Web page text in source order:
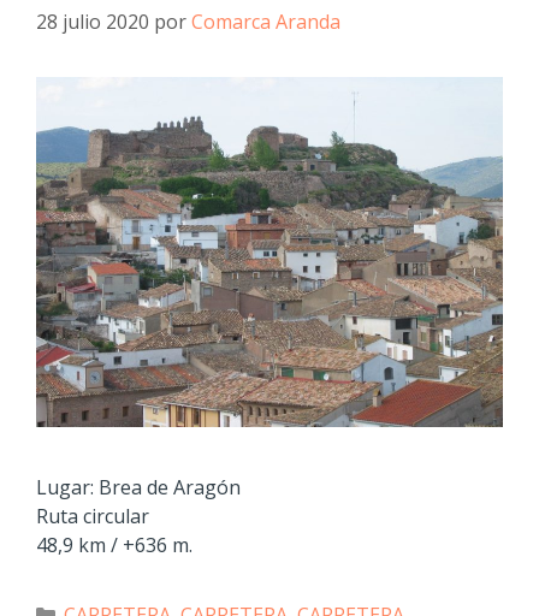
28 julio 2020 porComarca Aranda
Lugar: Brea de Aragón
Ruta circular
48,9 km / +636 m.